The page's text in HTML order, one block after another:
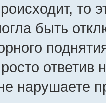
то
быть
ответив
нарушаете